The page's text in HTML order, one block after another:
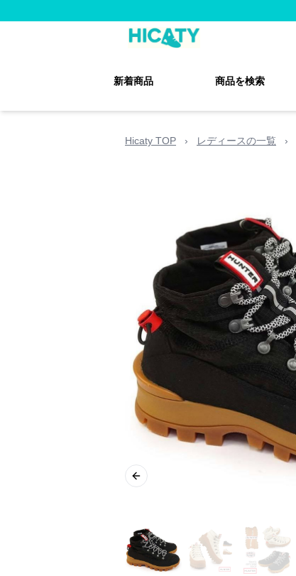
新着商品 商品を検索
Hicaty TOP › レディースの一覧 ›
Previous slide